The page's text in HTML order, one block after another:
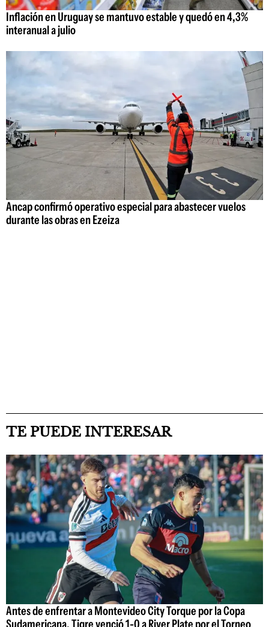
Inflación en Uruguay se mantuvo estable y quedó en 4,3%
interanual a julio
Ancap confirmó operativo especial para abastecer vuelos
durante las obras en Ezeiza
TE PUEDE INTERESAR
Antes de enfrentar a Montevideo City Torque por la Copa
Sudamericana, Tigre venció 1-0 a River Plate por el Torneo